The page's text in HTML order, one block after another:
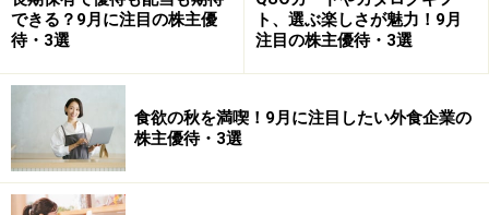
1949年広島県出身。将棋棋士・投資家。日本テレビ系バ
ラエティ番組『月曜から夜ふかし』に出演し、現金を使
わない「株主優待生活」が話題になった。現在はテレビ
や講演会、雑誌などで幅広く活躍。『日経マネー』（日
経BPマーケティング）、『ダイヤモンドZAi（ザイ）』
（ダイヤモンド社）で連載中。
できる？9月に注目の株主優
待・3選
ト、選ぶ楽しさが魅力！9月
注目の株主優待・3選
食欲の秋を満喫！9月に注目したい外食企業の
株主優待・3選